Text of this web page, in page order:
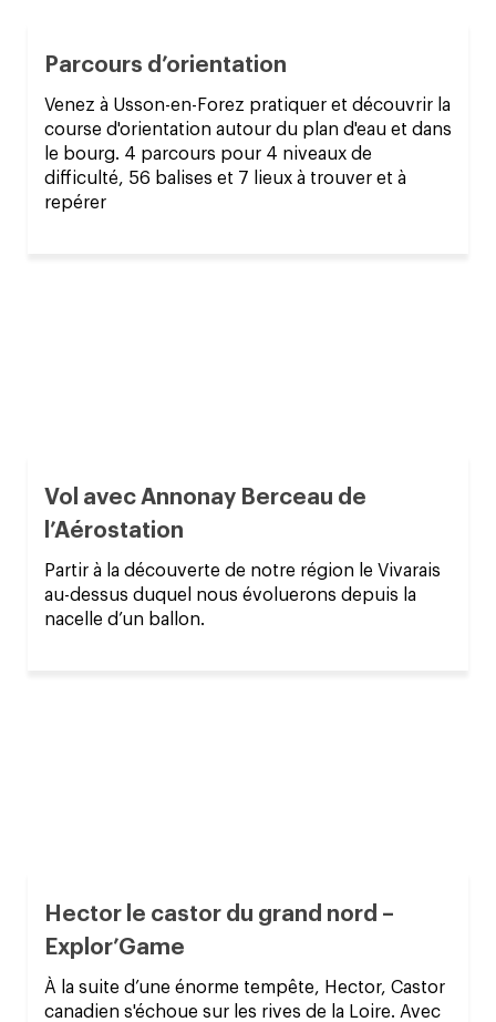
Parcours d’orientation
Venez à Usson-en-Forez pratiquer et découvrir la
course d'orientation autour du plan d'eau et dans
le bourg. 4 parcours pour 4 niveaux de
difficulté, 56 balises et 7 lieux à trouver et à
repérer
Vol avec Annonay Berceau de
l’Aérostation
Partir à la découverte de notre région le Vivarais
au-dessus duquel nous évoluerons depuis la
nacelle d’un ballon.
Hector le castor du grand nord –
Explor’Game
À la suite d’une énorme tempête, Hector, Castor
canadien s'échoue sur les rives de la Loire. Avec